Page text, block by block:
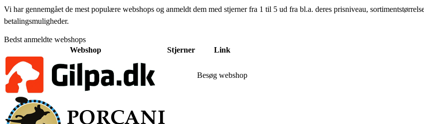
Vi har gennemgået de mest populære webshops og anmeldt dem med stjerner fra 1 til 5 ud fra bl.a. deres prisniveau,
betalingsmuligheder.
Bedst anmeldte webshops
Webshop
Stjerner Link
Besøg webshop